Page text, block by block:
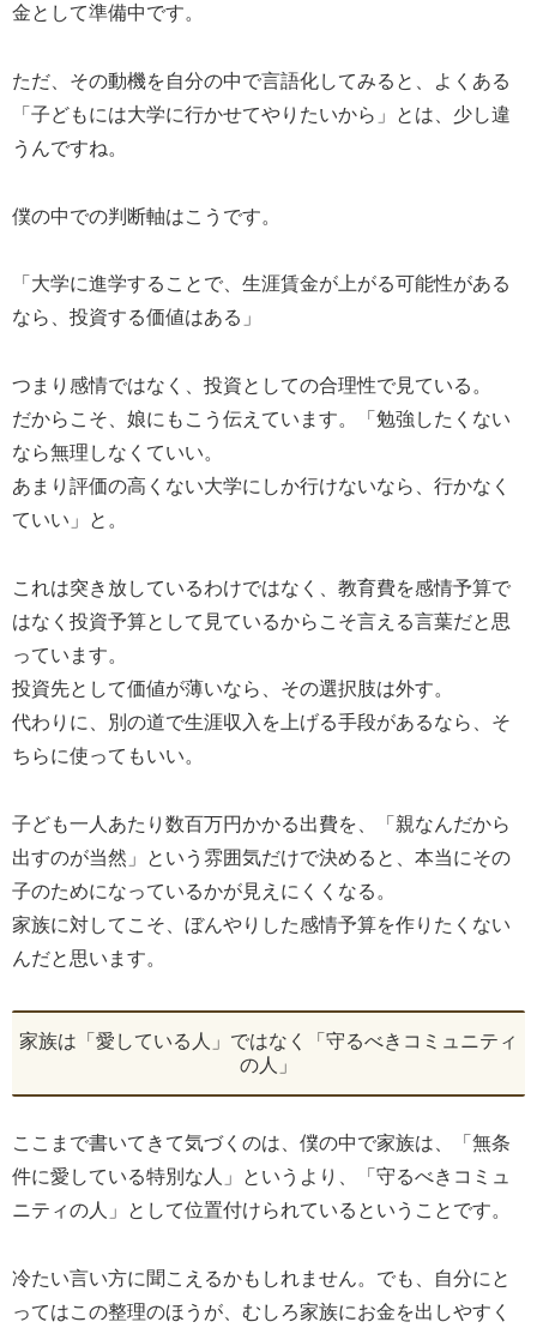
金として準備中です。
ただ、その動機を自分の中で言語化してみると、よくある
「子どもには大学に行かせてやりたいから」とは、少し違
うんですね。
僕の中での判断軸はこうです。
「大学に進学することで、生涯賃金が上がる可能性がある
なら、投資する価値はある」
つまり感情ではなく、投資としての合理性で見ている。
だからこそ、娘にもこう伝えています。「勉強したくない
なら無理しなくていい。
あまり評価の高くない大学にしか行けないなら、行かなく
ていい」と。
これは突き放しているわけではなく、教育費を感情予算で
はなく投資予算として見ているからこそ言える言葉だと思
っています。
投資先として価値が薄いなら、その選択肢は外す。
代わりに、別の道で生涯収入を上げる手段があるなら、そ
ちらに使ってもいい。
子ども一人あたり数百万円かかる出費を、「親なんだから
出すのが当然」という雰囲気だけで決めると、本当にその
子のためになっているかが見えにくくなる。
家族に対してこそ、ぼんやりした感情予算を作りたくない
んだと思います。
家族は「愛している人」ではなく「守るべきコミュニティ
の人」
ここまで書いてきて気づくのは、僕の中で家族は、「無条
件に愛している特別な人」というより、「守るべきコミュ
ニティの人」として位置付けられているということです。
冷たい言い方に聞こえるかもしれません。でも、自分にと
ってはこの整理のほうが、むしろ家族にお金を出しやすく